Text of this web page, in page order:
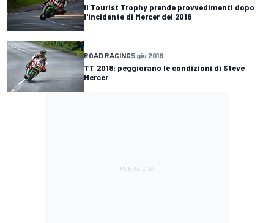
Il Tourist Trophy prende provvedimenti dopo
l'incidente di Mercer del 2018
ROAD RACING5 giu 2018
TT 2018: peggiorano le condizioni di Steve
Mercer